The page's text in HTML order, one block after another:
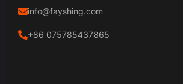
info@fayshing.com
+86 075785437865